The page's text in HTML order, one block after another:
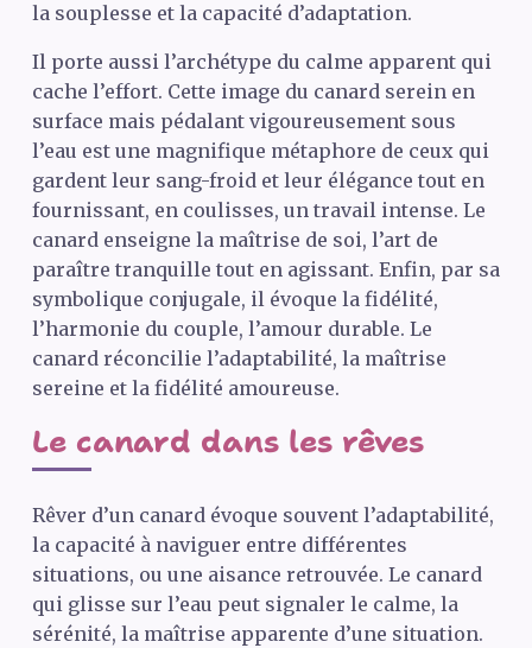
la souplesse et la capacité d’adaptation.
Il porte aussi l’archétype du calme apparent qui
cache l’effort. Cette image du canard serein en
surface mais pédalant vigoureusement sous
l’eau est une magnifique métaphore de ceux qui
gardent leur sang-froid et leur élégance tout en
fournissant, en coulisses, un travail intense. Le
canard enseigne la maîtrise de soi, l’art de
paraître tranquille tout en agissant. Enfin, par sa
symbolique conjugale, il évoque la fidélité,
l’harmonie du couple, l’amour durable. Le
canard réconcilie l’adaptabilité, la maîtrise
sereine et la fidélité amoureuse.
Le canard dans les rêves
Rêver d’un canard évoque souvent l’adaptabilité,
la capacité à naviguer entre différentes
situations, ou une aisance retrouvée. Le canard
qui glisse sur l’eau peut signaler le calme, la
sérénité, la maîtrise apparente d’une situation.